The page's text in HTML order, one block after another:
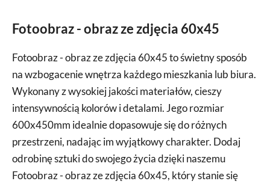
Fotoobraz - obraz ze zdjęcia 60x45
Fotoobraz - obraz ze zdjęcia 60x45 to świetny sposób
na wzbogacenie wnętrza każdego mieszkania lub biura.
Wykonany z wysokiej jakości materiałów, cieszy
intensywnością kolorów i detalami. Jego rozmiar
600x450mm idealnie dopasowuje się do różnych
przestrzeni, nadając im wyjątkowy charakter. Dodaj
odrobinę sztuki do swojego życia dzięki naszemu
Fotoobraz - obraz ze zdjęcia 60x45, który stanie się